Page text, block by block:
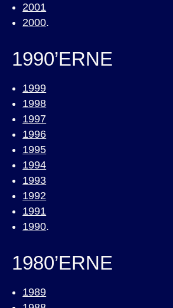
2001
2000.
1990’ERNE
1999
1998
1997
1996
1995
1994
1993
1992
1991
1990.
1980’ERNE
1989